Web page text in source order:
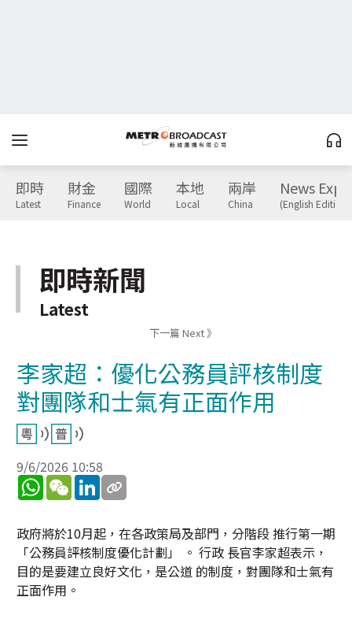
即時
Latest
財金
Finance
國際
World
本地
Local
兩岸
China
News
(English Edition)
即時新聞
Latest
下一篇 Next 》
李家超：優化公務員評核制度
對團隊和士氣有正面作用
9/6/2026 10:58
WhatsApp
WeChatLinkedIn
政府將於10月起，在各政策局及部門，分階段 推行第一期
「公務員評核制度優化計劃」 。 行政 長官李家超表示，
目的是要建立良好文化，是公道 的制度，對團隊和士氣有
正面作用。